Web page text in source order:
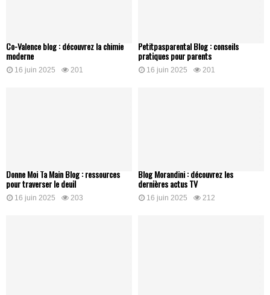
Co-Valence blog : découvrez la chimie
moderne
16 juin 2025 201
Petitpasparental Blog : conseils
pratiques pour parents
16 juin 2025 201
Donne Moi Ta Main Blog : ressources
pour traverser le deuil
16 juin 2025 203
Blog Morandini : découvrez les
dernières actus TV
16 juin 2025 212